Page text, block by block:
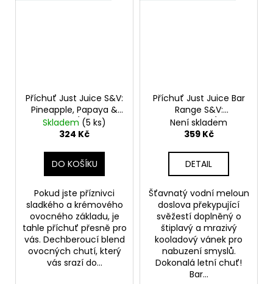
Příchuť Just Juice S&V:
Pineapple, Papaya &
Coconut (Ananas,
papája & kokos) 10ml
Skladem (5 ks)
324 Kč
DO KOŠÍKU
Pokud jste příznivci
sladkého a krémového
ovocného základu, je
tahle příchuť přesně pro
vás. Dechberoucí blend
ovocných chutí, který
vás srazí do...
Příchuť Just Juice Bar
Range S&V:
Watermelon (Vodní
meloun) 10ml
Není skladem
359 Kč
DETAIL
Šťavnatý vodní meloun
doslova překypující
svěžestí doplněný o
štiplavý a mrazivý
kooladový vánek pro
nabuzení smyslů.
Dokonalá letní chuť!
Bar...